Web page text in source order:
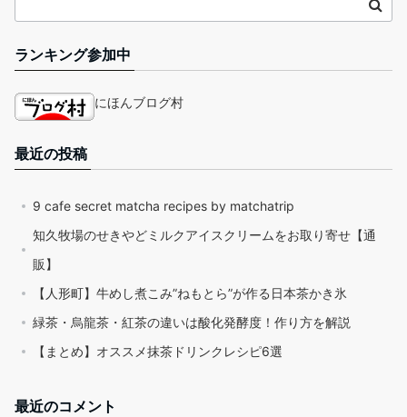
ランキング参加中
にほんブログ村
最近の投稿
9 cafe secret matcha recipes by matchatrip
知久牧場のせきやどミルクアイスクリームをお取り寄せ【通
販】
【人形町】牛めし煮こみ”ねもとら”が作る日本茶かき氷
緑茶・烏龍茶・紅茶の違いは酸化発酵度！作り方を解説
【まとめ】オススメ抹茶ドリンクレシピ6選
最近のコメント